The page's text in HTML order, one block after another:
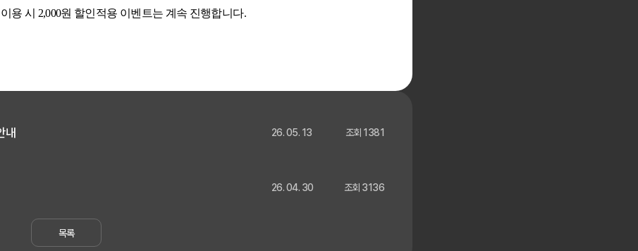
용 시 2,000원 할인적용 이벤트는 계속 진행합니다.
내 26. 05. 13 조회 1381
26. 04. 30 조회 3136
목록